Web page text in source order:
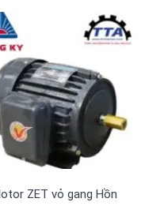
ZET vỏ gang Hồng Ký